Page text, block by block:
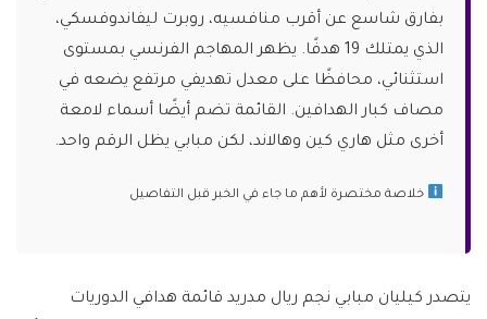
بفارق شاسع عن أقرب منافسيه، روبرت ليفاندوفسكي،
الذي يمتلك 19 هدفًا. يظهر المهاجم الفرنسي بمستوى
استثنائي، محافظًا على معدل تهديفي مرتفع يضعه في
مصاف كبار الهدافين. القائمة تضم أيضًا أسماء لامعة
أخرى مثل هاري كين وهالاند، لكن مبابي يظل الرقم واحد.
خلاصة مختصرة لأهم ما جاء في الخبر قبل التفاصيل
يتصدر كيليان مبابي نجم ريال مدريد قائمة هدافي الدوريات